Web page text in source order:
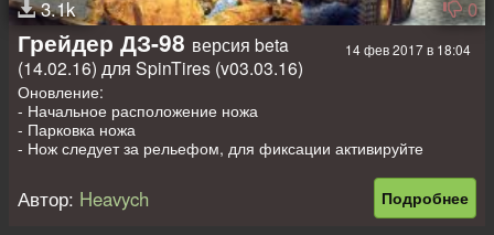
3.1k 0
14 фев 2017 в 18:04
Грейдер ДЗ-98 версия beta
(14.02.16) для SpinTires (v03.03.16)
Оновление:
- Начальное расположение ножа
- Парковка ножа
- Нож следует за рельефом, для фиксации активируйте
- Изменение ходовой и колес. проходимость повышена
- Изменены настройки двигателя (динамика, расход)
Подробнее
Автор: Heavych